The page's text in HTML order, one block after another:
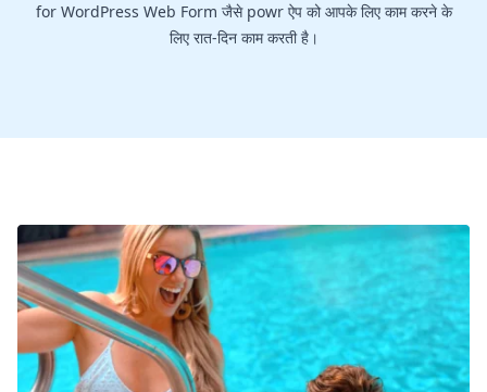
for WordPress Web Form जैसे powr ऐप को आपके लिए काम करने के
लिए रात-दिन काम करती है।